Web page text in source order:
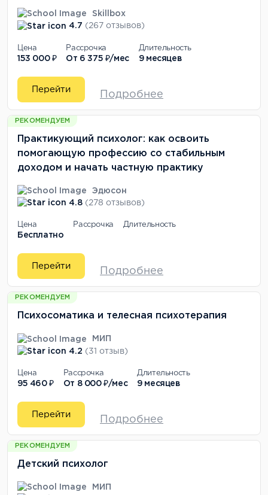
Skillbox
4.7 (267 отзывов)
Цена
153 000 ₽
Рассрочка
От 6 375 ₽/мес
Длительность
9 месяцев
Перейти
Подробнее
РЕКОМЕНДУЕМ
Практикующий психолог: как освоить
помогающую профессию со стабильным
доходом и начать частную практику
Эдюсон
4.8 (278 отзывов)
Цена
Бесплатно
Рассрочка Длительность
Перейти
Подробнее
РЕКОМЕНДУЕМ
Психосоматика и телесная психотерапия
МИП
4.2 (31 отзыв)
Цена
95 460 ₽
Рассрочка
От 8 000 ₽/мес
Длительность
9 месяцев
Перейти
Подробнее
РЕКОМЕНДУЕМ
Детский психолог
МИП